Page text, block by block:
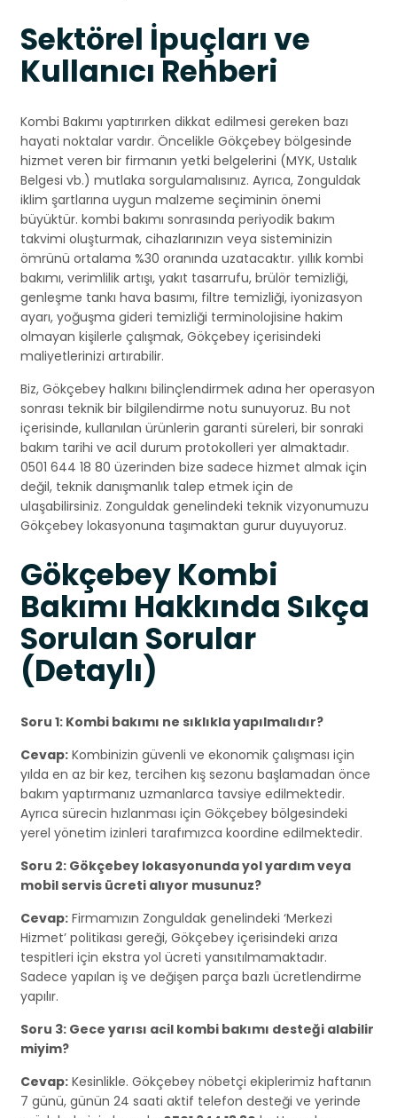
Sektörel İpuçları ve
Kullanıcı Rehberi
Kombi Bakımı yaptırırken dikkat edilmesi gereken bazı
hayati noktalar vardır. Öncelikle Gökçebey bölgesinde
hizmet veren bir firmanın yetki belgelerini (MYK, Ustalık
Belgesi vb.) mutlaka sorgulamalısınız. Ayrıca, Zonguldak
iklim şartlarına uygun malzeme seçiminin önemi
büyüktür. kombi bakımı sonrasında periyodik bakım
takvimi oluşturmak, cihazlarınızın veya sisteminizin
ömrünü ortalama %30 oranında uzatacaktır. yıllık kombi
bakımı, verimlilik artışı, yakıt tasarrufu, brülör temizliği,
genleşme tankı hava basımı, filtre temizliği, iyonizasyon
ayarı, yoğuşma gideri temizliği terminolojisine hakim
olmayan kişilerle çalışmak, Gökçebey içerisindeki
maliyetlerinizi artırabilir.
Biz, Gökçebey halkını bilinçlendirmek adına her operasyon
sonrası teknik bir bilgilendirme notu sunuyoruz. Bu not
içerisinde, kullanılan ürünlerin garanti süreleri, bir sonraki
bakım tarihi ve acil durum protokolleri yer almaktadır.
0501 644 18 80 üzerinden bize sadece hizmet almak için
değil, teknik danışmanlık talep etmek için de
ulaşabilirsiniz. Zonguldak genelindeki teknik vizyonumuzu
Gökçebey lokasyonuna taşımaktan gurur duyuyoruz.
Gökçebey Kombi
Bakımı Hakkında Sıkça
Sorulan Sorular
(Detaylı)
Soru 1: Kombi bakımı ne sıklıkla yapılmalıdır?
Cevap: Kombinizin güvenli ve ekonomik çalışması için
yılda en az bir kez, tercihen kış sezonu başlamadan önce
bakım yaptırmanız uzmanlarca tavsiye edilmektedir.
Ayrıca sürecin hızlanması için Gökçebey bölgesindeki
yerel yönetim izinleri tarafımızca koordine edilmektedir.
Soru 2: Gökçebey lokasyonunda yol yardım veya
mobil servis ücreti alıyor musunuz?
Cevap: Firmamızın Zonguldak genelindeki ‘Merkezi
Hizmet’ politikası gereği, Gökçebey içerisindeki arıza
tespitleri için ekstra yol ücreti yansıtılmamaktadır.
Sadece yapılan iş ve değişen parça bazlı ücretlendirme
yapılır.
Soru 3: Gece yarısı acil kombi bakımı desteği alabilir
miyim?
Cevap: Kesinlikle. Gökçebey nöbetçi ekiplerimiz haftanın
7 günü, günün 24 saati aktif telefon desteği ve yerinde